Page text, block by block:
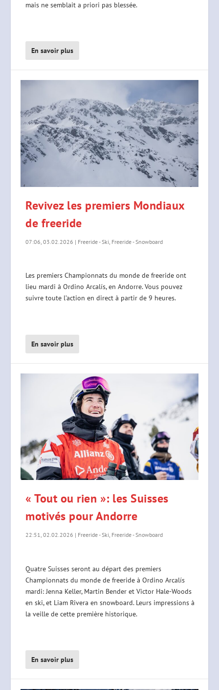
mais ne semblait a priori pas blessée.
En savoir plus
Revivez les premiers Mondiaux
de freeride
07:06, 03.02.2026 | Freeride - Ski Freeride - Snowboard
Les premiers Championnats du monde de freeride ont
lieu mardi à Ordino Arcalís, en Andorre. Vous pouvez
suivre toute l’action en direct à partir de 9 heures.
En savoir plus
« Tout ou rien »: les Suisses
motivés pour Andorre
22:51, 02.02.2026 | Freeride - Ski, Freeride - Snowboard
Quatre Suisses seront au départ des premiers
Championnats du monde de freeride à Ordino Arcalís
mardi: Jenna Keller, Martin Bender et Victor Hale-Woods
en ski, et Liam Rivera en snowboard. Leurs impressions à
la veille de cette première historique.
En savoir plus